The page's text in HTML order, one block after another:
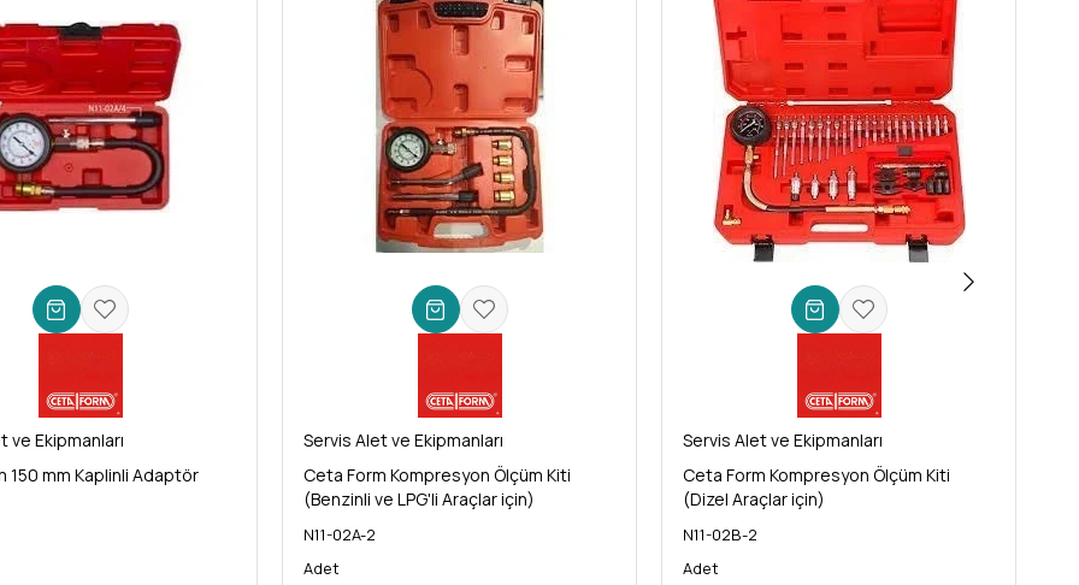
imal edilmiştir. Bu sayede uzun ömürlü kullanım ve paslanmaya karşı direnç sunar.
ayarlı sıkma işlemleri için standart tork anahtarlarıyla uyumlu sürücü bağlantı noktasına sahiptir. Bu, filtrenin doğru tork
kalma sorunlarını ortadan kaldırır.
diğer kimyasallara karşı yüksek direnç gösterir, bu da anahtarın kullanım ömrünü uzatır.
Bu tas tipi yağ filtre anahtarı
da, markanın kalite, inovasyon ve kullanıcı memnuniyeti taahhüdünün bir yansımasıdır.
çıkacak, aksine hızlı, güvenli ve hassas bir rutin haline gelecek. Elinizin altında doğru alet olduğunda, her iş daha kolay ve
kaliteden ödün vermeyen ve işinize değer katacak bir çözüm arıyorsanız, Ceta Form Tas Tipi Yağ Filtre Anahtarı (Ø76
ve Ekipmanları
150 mm Kaplinli Adaptör
Servis Alet ve Ekipmanları
Ceta Form Kompresyon Ölçüm Kiti
(Benzinli ve LPG'li Araçlar için)
N11-02A-2
Adet
Servis Alet ve Ekipmanları
Ceta Form Kompresyon Ölçüm Kiti
(Dizel Araçlar için)
N11-02B-2
Adet